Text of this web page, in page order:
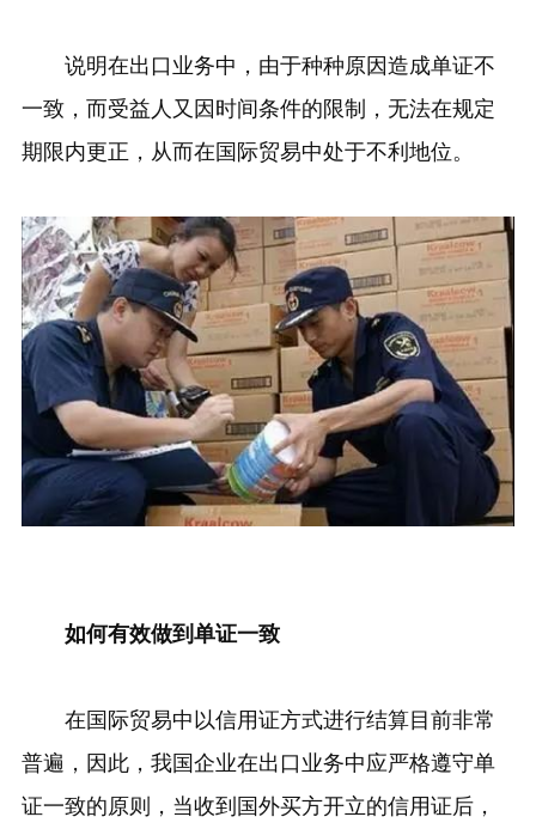
说明在出口业务中，由于种种原因造成单证不
一致，而受益人又因时间条件的限制，无法在规定
期限内更正，从而在国际贸易中处于不利地位。
如何有效做到单证一致
在国际贸易中以信用证方式进行结算目前非常
普遍，因此，我国企业在出口业务中应严格遵守单
证一致的原则，当收到国外买方开立的信用证后，